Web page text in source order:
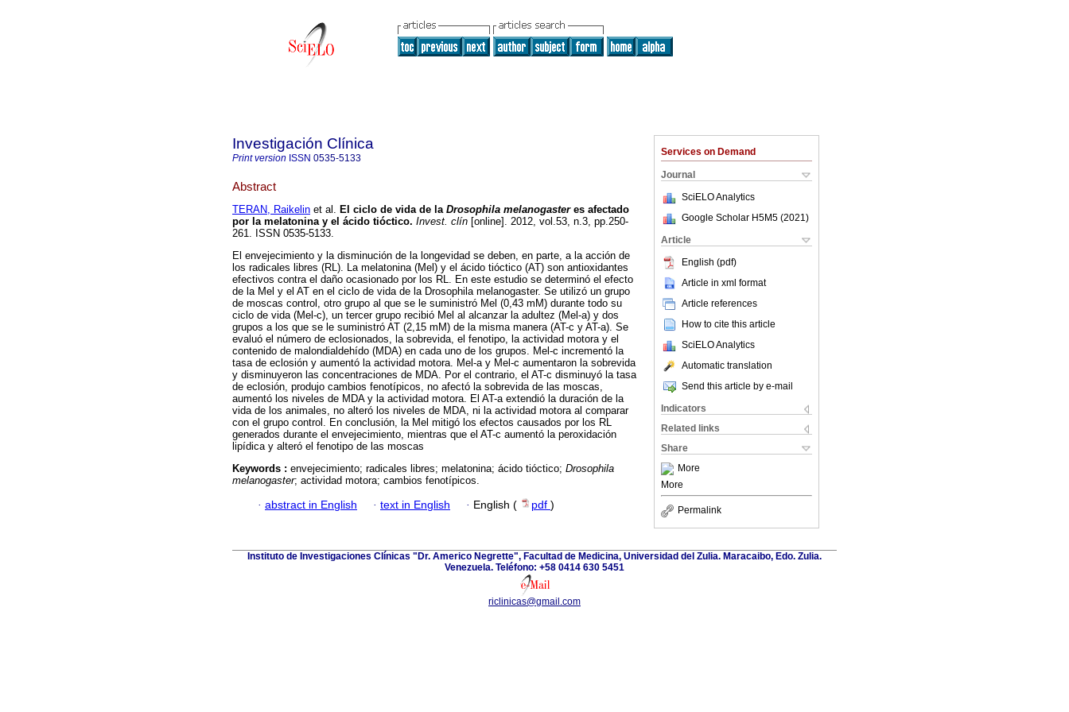
Services on Demand
Journal
SciELO Analytics
Google Scholar H5M5 (2021 )
Article
English (pdf)
Article in xml format
Article references
How to cite this article
SciELO Analytics
Automatic translation
Send this article by e-mail
Indicators
Related links
Share
More
More
Permalink
Investigación Clínica
Print version ISSN 0535-5133
Abstract
TERAN, Raikelin et al. El ciclo de vida de la Drosophila melanogasteres afectado
por la melatonina y el ácido tióctico. Invest. clín [online]. 2012, vol.53, n.3, pp.250-
261. ISSN 0535-5133.
El envejecimiento y la disminución de la longevidad se deben, en parte, a la acción de
los radicales libres (RL). La melatonina (Mel) y el ácido tióctico (AT) son antioxidantes
efectivos contra el daño ocasionado por los RL. En este estudio se determinó el efecto
de la Mel y el AT en el ciclo de vida de la Drosophila melanogaster. Se utilizó un grupo
de moscas control, otro grupo al que se le suministró Mel (0,43 mM) durante todo su
ciclo de vida (Mel-c), un tercer grupo recibió Mel al alcanzar la adultez (Mel-a) y dos
grupos a los que se le suministró AT (2,15 mM) de la misma manera (AT-c y AT-a). Se
evaluó el número de eclosionados, la sobrevida, el fenotipo, la actividad motora y el
contenido de malondialdehído (MDA) en cada uno de los grupos. Mel-c incrementó la
tasa de eclosión y aumentó la actividad motora. Mel-a y Mel-c aumentaron la sobrevida
y disminuyeron las concentraciones de MDA. Por el contrario, el AT-c disminuyó la tasa
de eclosión, produjo cambios fenotípicos, no afectó la sobrevida de las moscas,
aumentó los niveles de MDA y la actividad motora. El AT-a extendió la duración de la
vida de los animales, no alteró los niveles de MDA, ni la actividad motora al comparar
con el grupo control. En conclusión, la Mel mitigó los efectos causados por los RL
generados durante el envejecimiento, mientras que el AT-c aumentó la peroxidación
lipídica y alteró el fenotipo de las moscas
Keywords : envejecimiento; radicales libres; melatonina; ácido tióctico; Drosophila
melanogaster; actividad motora; cambios fenotípicos.
· abstract in English · text in English · English ( pdf )
Instituto de Investigaciones Clínicas "Dr. Americo Negrette", Facultad de Medicina, Universidad del Zulia. Maracaibo, Edo. Zulia.
Venezuela. Teléfono: +58 0414 630 5451
riclinicas@gmail.com